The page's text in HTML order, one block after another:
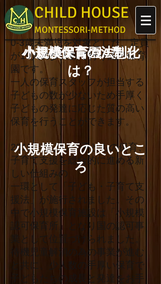
CHILD HOUSE
MONTESSORI-METHOD
小規模保育園A型と
は？
0-3歳未満児を対象とした、定員
が19人の少人数で行う認可保育
園です。
一人の保育スタッフが担当する
子どもの数が少ないため手厚く
子どもの発達に応じた質の高い
保育を行うことができます。
小規模保育の法制化
2015年度より、子どもの保育、
子育て支援を総合的に進める新
しい仕組みの
一環として「子ども・子育て支
援法」が施行されました。その
中で小規模保育施設は「小規模
認可保育所」となり国の認可事
業として位置づけられました。
待機児童解消の為の事業が進む
と共に、少人数の手厚い保育で
子どもたちの成長と発達をお手
小規模保育の良いとこ
ろ